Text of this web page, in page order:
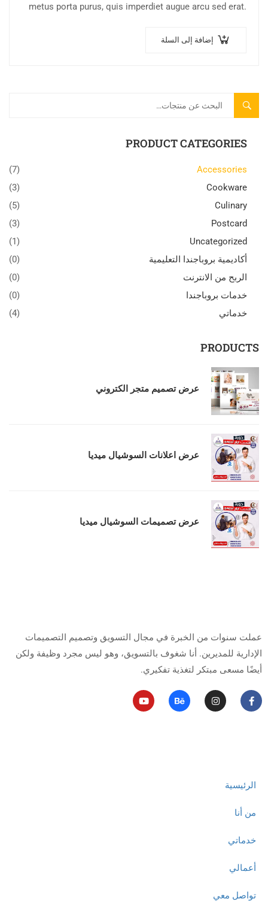
metus porta purus, quis imperdiet augue arcu sed erat.
إضافة إلى السلة
بحث
PRODUCT CATEGORIES
Accessories
(7)
Cookware
(3)
Culinary
(5)
Postcard
(3)
Uncategorized
(1)
أكاديمية بروباجندا التعليمية
(0)
الربح من الانترنت
(0)
خدمات بروباجندا
(0)
خدماتي
(4)
PRODUCTS
عرض تصميم متجر الكتروني
عرض اعلانات السوشيال ميديا
عرض تصميمات السوشيال ميديا
عملت سنوات من الخبرة في مجال التسويق وتصميم التصميمات
الإدارية للمديرين. أنا شغوف بالتسويق، وهو ليس مجرد وظيفة ولكن
أيضًا مسعى مبتكر لتغذية تفكيري.
الرئيسية
من أنا
خدماتي
أعمالي
تواصل معي